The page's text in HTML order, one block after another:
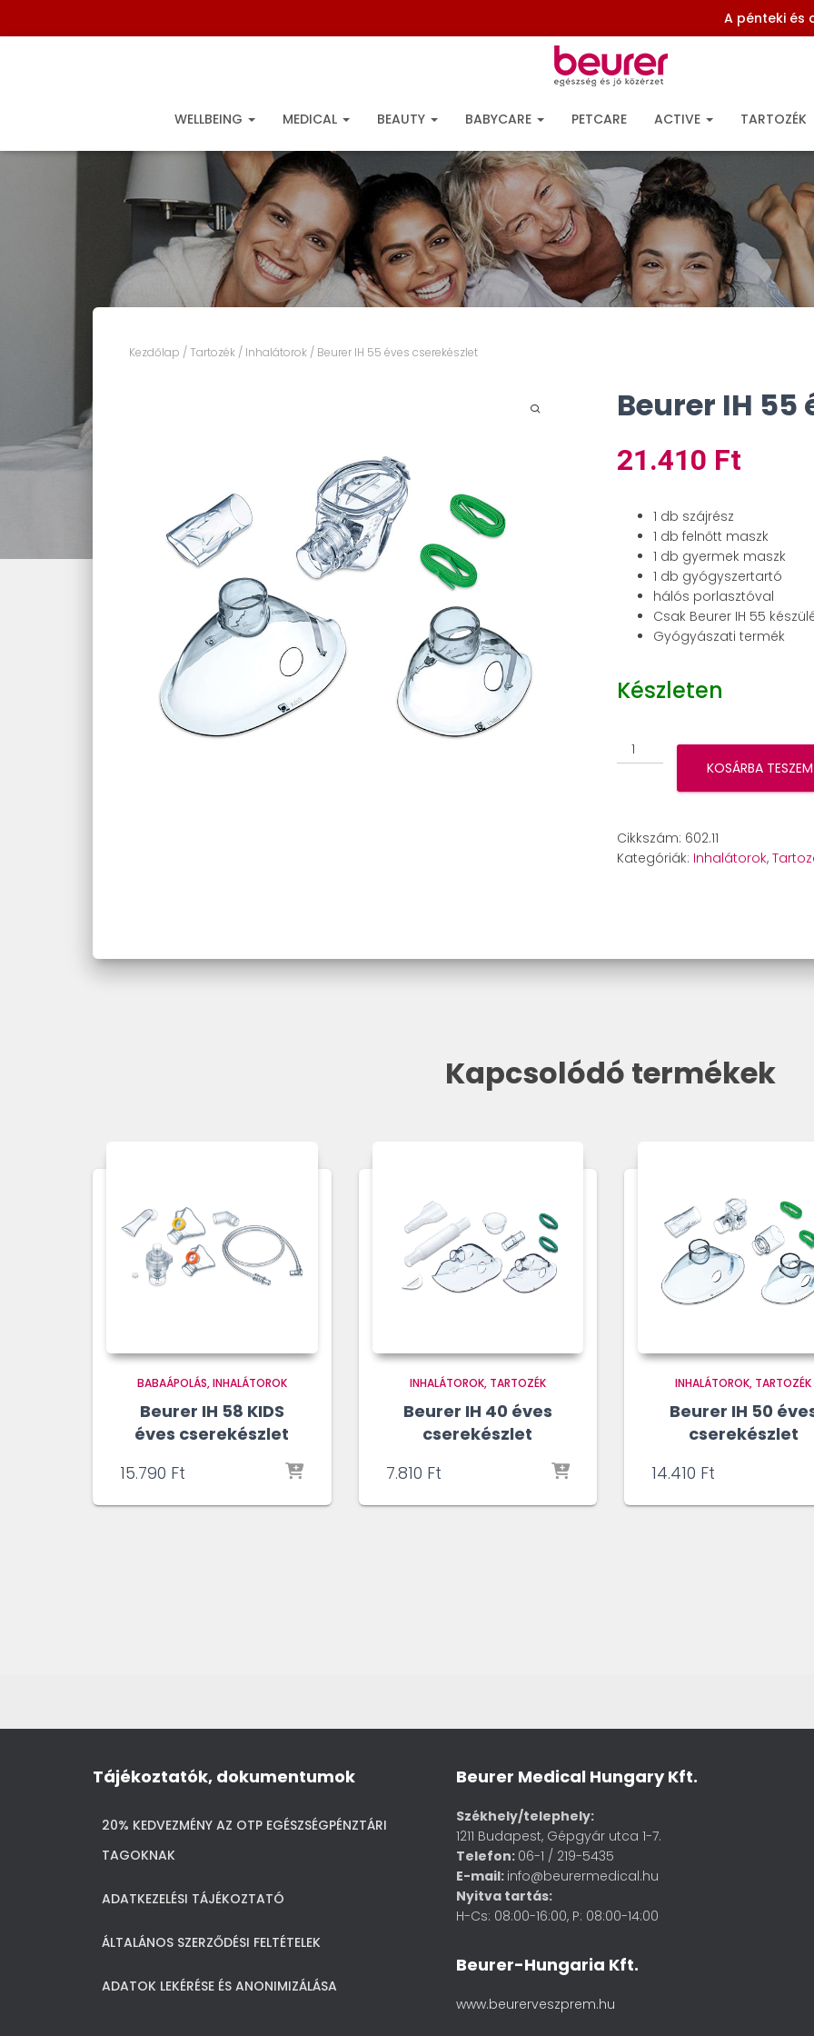
A pénteki és
WELLBEING MEDICAL BEAUTY BABYCARE PETCARE ACTIVE TARTOZÉK
Kezdőlap / Tartozék / Inhalátorok / Beurer IH 55 éves cserekészlet
Beurer IH 55
21.410 Ft
1 db szájrész
1 db felnőtt maszk
1 db gyermek maszk
1 db gyógyszertartó
hálós porlasztóval
Csak Beurer IH 55
Gyógyászati termék
Készleten
Beurer
IH
mennyiség
KOSÁRBA TESZEM
Cikkszám: 602.11
Kategóriák: Inhalátorok,
Kapcsolódó termékek
BABAÁPOLÁS INHALÁTOROK
Beurer IH 58 KIDS
éves cserekészlet
15.790 Ft
INHALÁTOROK TARTOZÉK
Beurer IH 40 éves
cserekészlet
7.810 Ft
INHALÁTOROK TARTOZÉK
Beurer IH 50
cserekészlet
14.410 Ft
Tájékoztatók, dokumentumok
20% KEDVEZMÉNY AZ OTP EGÉSZSÉGPÉNZTÁRI
TAGOKNAK
ADATKEZELÉSI TÁJÉKOZTATÓ
ÁLTALÁNOS SZERZŐDÉSI FELTÉTELEK
ADATOK LEKÉRÉSE ÉS ANONIMIZÁLÁSA
Beurer Medical Hungary Kft.
Székhely/telephely:
1211 Budapest, Gépgyár utca 1-7.
Telefon: 06-1 / 219-5435
E-mail: info@beurermedical.hu
Nyitva tartás:
H-Cs: 08:00-16:00, P: 08:00-14:00
Beurer-Hungaria Kft.
www.beurerveszprem.hu